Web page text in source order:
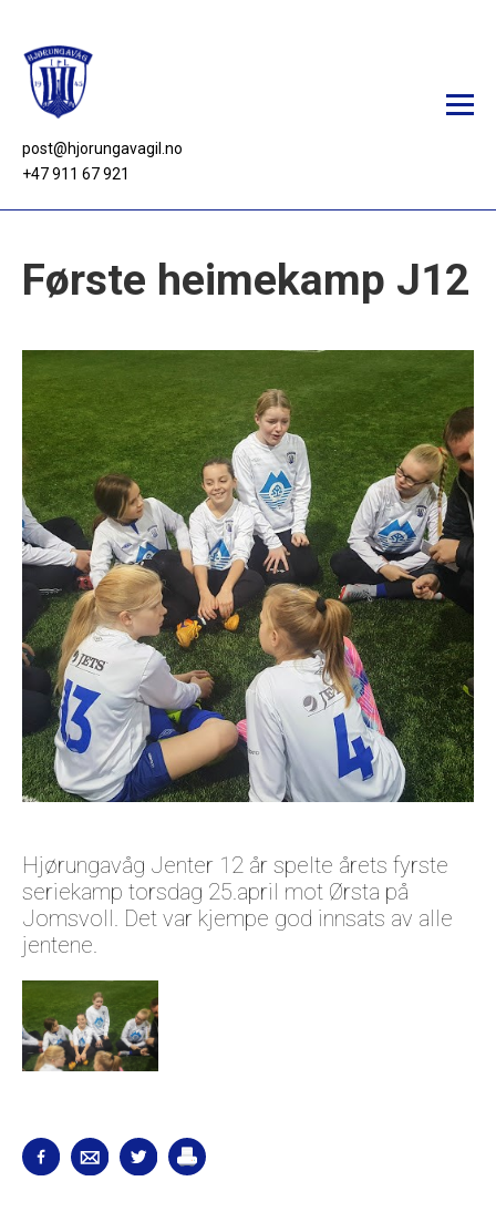
post@hjorungavagil.no
+47 911 67 921
Nyheiter
Trimgruppa
Turlaget
Klubbhus
Om oss
Første heimekamp J12
Hjørungavåg Jenter 12 år spelte årets fyrste
seriekamp torsdag 25.april mot Ørsta på
Jomsvoll. Det var kjempe god innsats av alle
jentene.